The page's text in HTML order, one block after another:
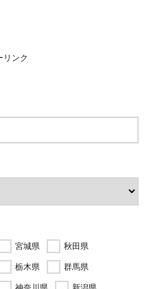
リンク
宮城県
秋田県
栃木県
群馬県
神奈川県
新潟県